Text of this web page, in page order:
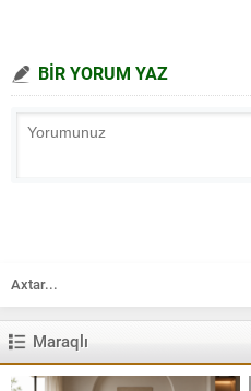
BİR YORUM YAZ
Maraqlı